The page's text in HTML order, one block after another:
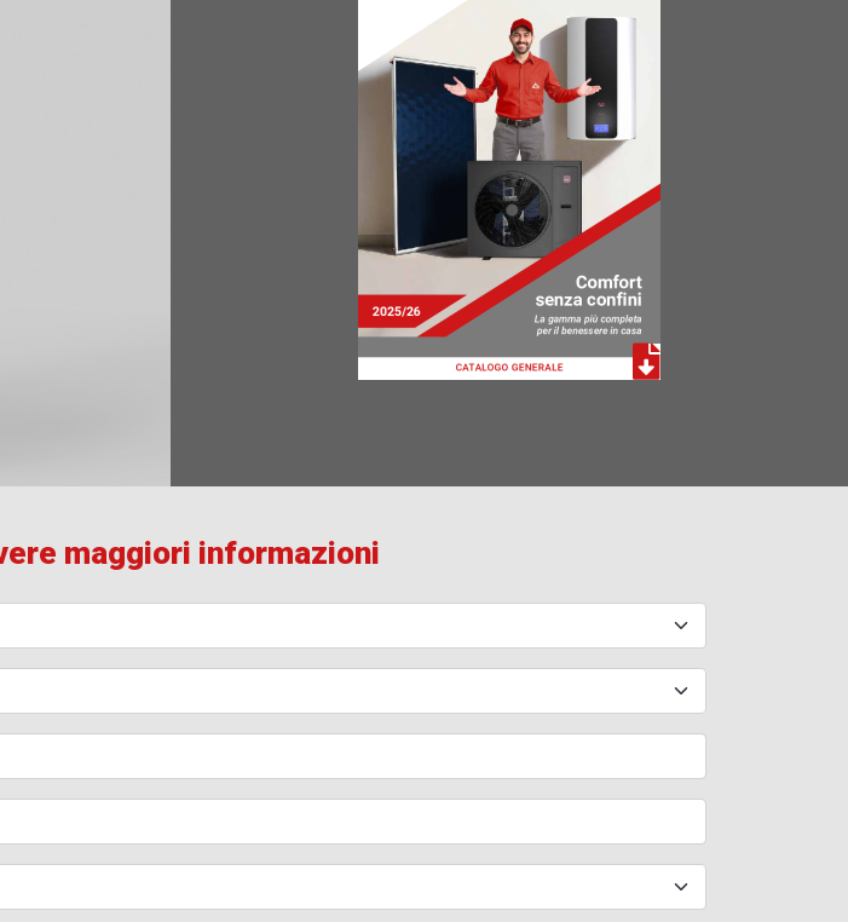
maggiori informazioni